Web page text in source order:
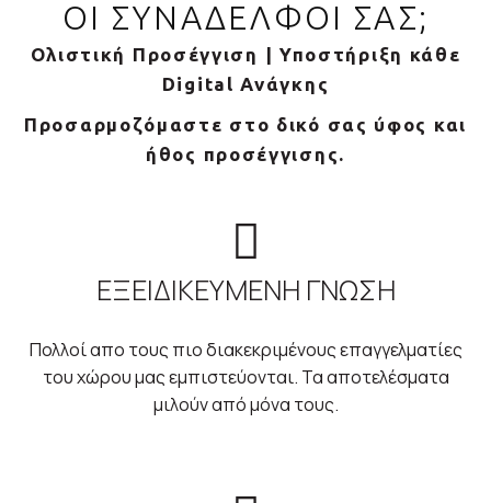
ΟΙ ΣΥΝΑΔΕΛΦΟΙ ΣΑΣ;
Ολιστική Προσέγγιση | Υποστήριξη κάθε
Digital Ανάγκης
Προσαρμοζόμαστε στο δικό σας ύφος και
ήθος προσέγγισης.
ΕΞΕΙΔΙΚΕΥΜΕΝΗ ΓΝΩΣΗ
Πολλοί απο τους πιο διακεκριμένους επαγγελματίες
του χώρου μας εμπιστεύονται. Τα αποτελέσματα
μιλούν από μόνα τους.